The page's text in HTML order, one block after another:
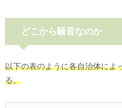
どこから騒音なのか
以下の表のように各自治体によ
る。